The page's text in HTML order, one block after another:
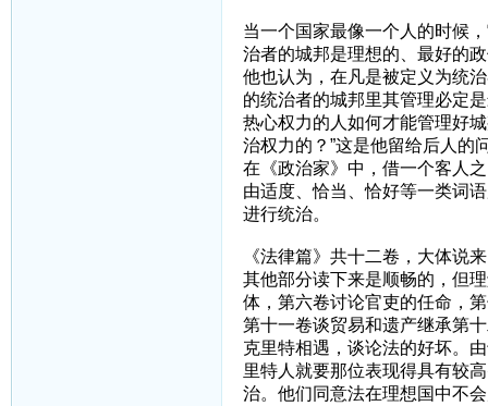
当一个国家最像一个人的时候
治者的城邦是理想的、最好的
他也认为，在凡是被定义为统
的统治者的城邦里其管理必定
热心权力的人如何才能管理好
治权力的？”这是他留给后人的
在《政治家》中，借一个客人
由适度、恰当、恰好等一类词
进行统治。
《法律篇》共十二卷，大体说
其他部分读下来是顺畅的，但
体，第六卷讨论官吏的任命，
第十一卷谈贸易和遗产继承第
克里特相遇，谈论法的好坏。
里特人就要那位表现得具有较
治。他们同意法在理想国中不